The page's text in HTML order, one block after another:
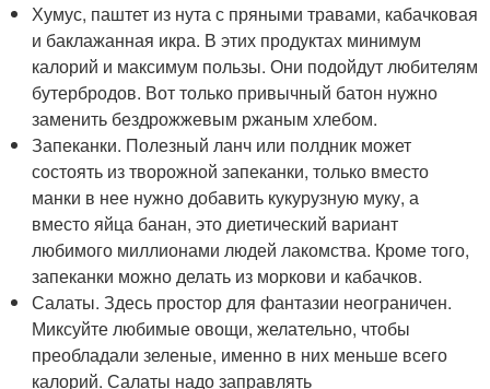
Хумус, паштет из нута с пряными травами, кабачковая
и баклажанная икра. В этих продуктах минимум
калорий и максимум пользы. Они подойдут любителям
бутербродов. Вот только привычный батон нужно
заменить бездрожжевым ржаным хлебом.
Запеканки. Полезный ланч или полдник может
состоять из творожной запеканки, только вместо
манки в нее нужно добавить кукурузную муку, а
вместо яйца банан, это диетический вариант
любимого миллионами людей лакомства. Кроме того,
запеканки можно делать из моркови и кабачков.
Салаты. Здесь простор для фантазии неограничен.
Миксуйте любимые овощи, желательно, чтобы
преобладали зеленые, именно в них меньше всего
калорий. Салаты надо заправлять